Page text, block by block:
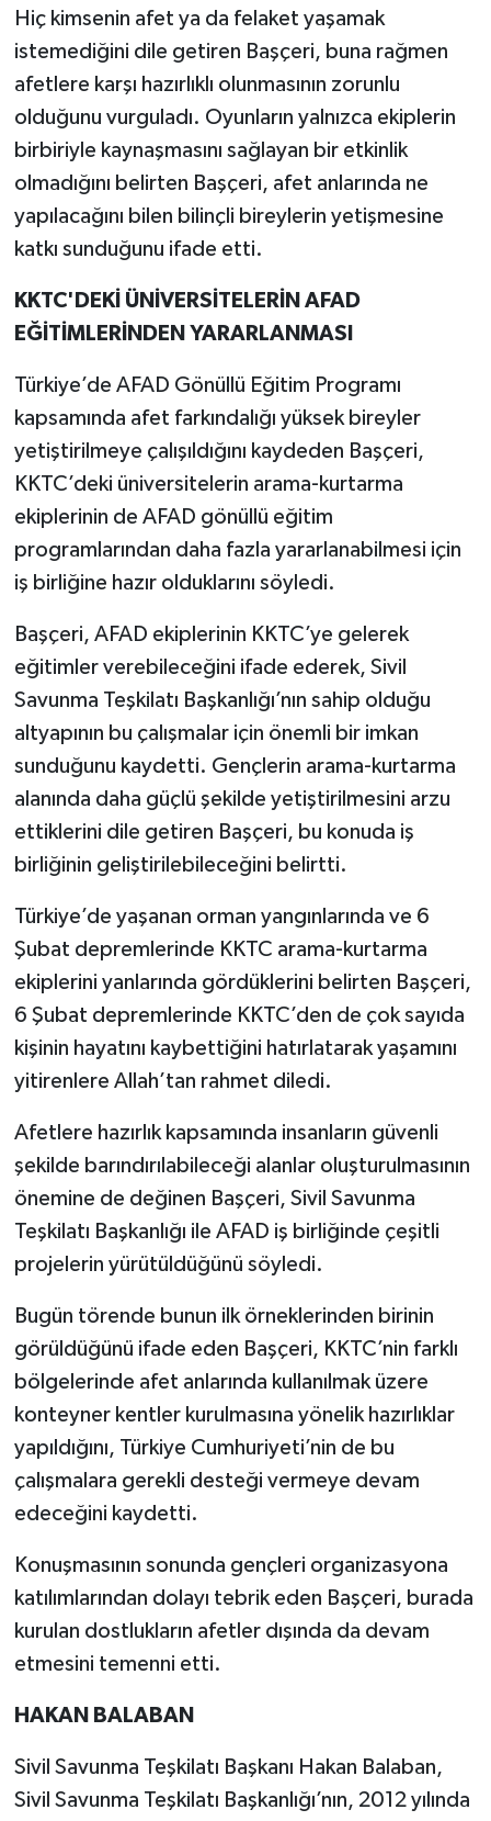
Hiç kimsenin afet ya da felaket yaşamak
istemediğini dile getiren Başçeri, buna rağmen
afetlere karşı hazırlıklı olunmasının zorunlu
olduğunu vurguladı. Oyunların yalnızca ekiplerin
birbiriyle kaynaşmasını sağlayan bir etkinlik
olmadığını belirten Başçeri, afet anlarında ne
yapılacağını bilen bilinçli bireylerin yetişmesine
katkı sunduğunu ifade etti.
KKTC'DEKİ ÜNİVERSİTELERİN AFAD
EĞİTİMLERİNDEN YARARLANMASI
Türkiye’de AFAD Gönüllü Eğitim Programı
kapsamında afet farkındalığı yüksek bireyler
yetiştirilmeye çalışıldığını kaydeden Başçeri,
KKTC’deki üniversitelerin arama-kurtarma
ekiplerinin de AFAD gönüllü eğitim
programlarından daha fazla yararlanabilmesi için
iş birliğine hazır olduklarını söyledi.
Başçeri, AFAD ekiplerinin KKTC’ye gelerek
eğitimler verebileceğini ifade ederek, Sivil
Savunma Teşkilatı Başkanlığı’nın sahip olduğu
altyapının bu çalışmalar için önemli bir imkan
sunduğunu kaydetti. Gençlerin arama-kurtarma
alanında daha güçlü şekilde yetiştirilmesini arzu
ettiklerini dile getiren Başçeri, bu konuda iş
birliğinin geliştirilebileceğini belirtti.
Türkiye’de yaşanan orman yangınlarında ve 6
Şubat depremlerinde KKTC arama-kurtarma
ekiplerini yanlarında gördüklerini belirten Başçeri,
6 Şubat depremlerinde KKTC’den de çok sayıda
kişinin hayatını kaybettiğini hatırlatarak yaşamını
yitirenlere Allah’tan rahmet diledi.
Afetlere hazırlık kapsamında insanların güvenli
şekilde barındırılabileceği alanlar oluşturulmasının
önemine de değinen Başçeri, Sivil Savunma
Teşkilatı Başkanlığı ile AFAD iş birliğinde çeşitli
projelerin yürütüldüğünü söyledi.
Bugün törende bunun ilk örneklerinden birinin
görüldüğünü ifade eden Başçeri, KKTC’nin farklı
bölgelerinde afet anlarında kullanılmak üzere
konteyner kentler kurulmasına yönelik hazırlıklar
yapıldığını, Türkiye Cumhuriyeti’nin de bu
çalışmalara gerekli desteği vermeye devam
edeceğini kaydetti.
Konuşmasının sonunda gençleri organizasyona
katılımlarından dolayı tebrik eden Başçeri, burada
kurulan dostlukların afetler dışında da devam
etmesini temenni etti.
HAKAN BALABAN
Sivil Savunma Teşkilatı Başkanı Hakan Balaban,
Sivil Savunma Teşkilatı Başkanlığı’nın, 2012 yılında